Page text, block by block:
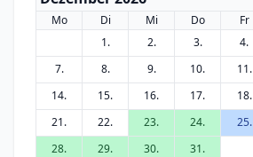
Mo Di Mi Do Fr
1.
2. 3. 4.
7.
8. 9. 10. 11.
14.
15. 16. 17. 18.
21.
22. 23. 24. 25.
28.
29. 30. 31.